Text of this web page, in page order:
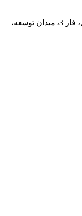
آدرس: ایران، اصفهان، شهرک صنعتی رازی، فاز 3، میدان توسعه،